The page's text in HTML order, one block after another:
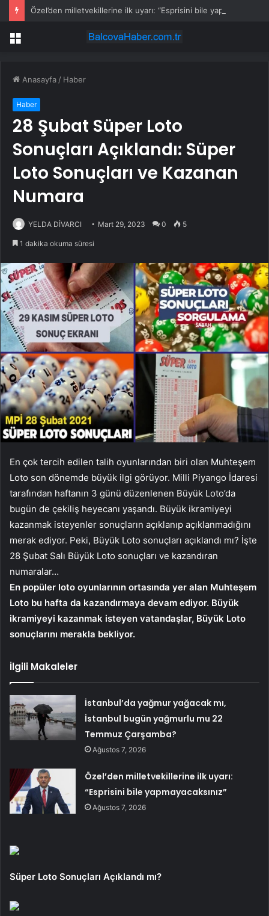
Menü
Anasayfa / Haber
Haber
28 Şubat Süper Loto
Sonuçları Açıklandı: Süper
Loto Sonuçları ve Kazanan
Numara
YELDA DİVARCI Mart 29, 2023 0 5
1 dakika okuma süresi
En çok tercih edilen talih oyunlarından biri olan Muhteşem
Loto son dönemde büyük ilgi görüyor. Milli Piyango İdaresi
tarafından haftanın 3 günü düzenlenen Büyük Loto’da
bugün de çekiliş heyecanı yaşandı. Büyük ikramiyeyi
kazanmak isteyenler sonuçların açıklanıp açıklanmadığını
merak ediyor. Peki, Büyük Loto sonuçları açıklandı mı? İşte
28 Şubat Salı Büyük Loto sonuçları ve kazandıran
numaralar…
En popüler loto oyunlarının ortasında yer alan Muhteşem
Loto bu hafta da kazandırmaya devam ediyor. Büyük
ikramiyeyi kazanmak isteyen vatandaşlar, Büyük Loto
sonuçlarını merakla bekliyor.
İlgili Makaleler
İstanbul’da yağmur yağacak mı,
İstanbul bugün yağmurlu mu 22
Temmuz Çarşamba?
Ağustos 7, 2026
Özel’den milletvekillerine ilk uyarı:
“Esprisini bile yapmayacaksınız”
Ağustos 7, 2026
Süper Loto Sonuçları Açıklandı mı?